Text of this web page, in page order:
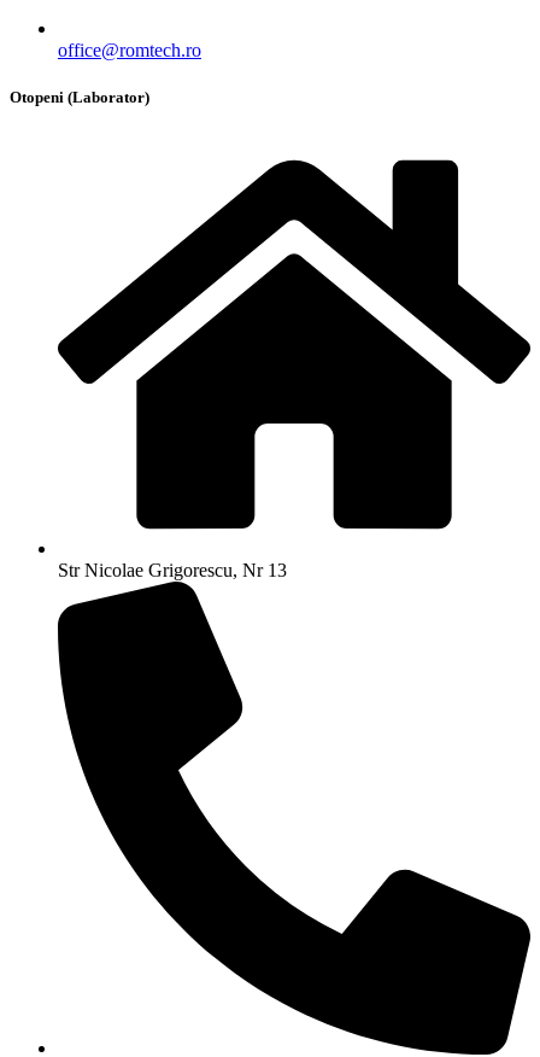
office@romtech.ro
Otopeni (Laborator)
Str Nicolae Grigorescu, Nr 13